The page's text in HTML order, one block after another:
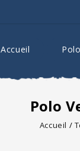
Accueil
Polo
Accueil /